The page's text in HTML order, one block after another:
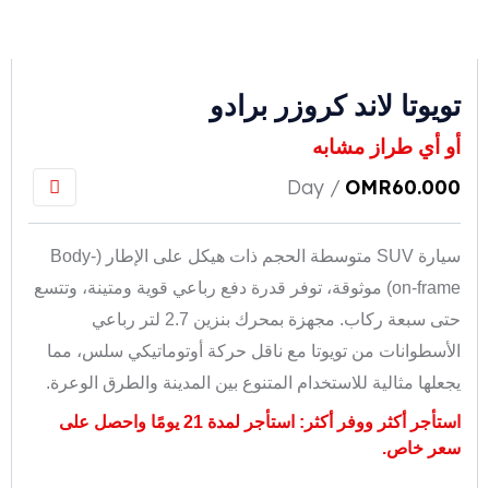
تويوتا لاند كروزر برادو
أو أي طراز مشابه
OMR60.000
/ Day
سيارة SUV متوسطة الحجم ذات هيكل على الإطار (Body-
on-frame) موثوقة، توفر قدرة دفع رباعي قوية ومتينة، وتتسع
حتى سبعة ركاب. مجهزة بمحرك بنزين 2.7 لتر رباعي
الأسطوانات من تويوتا مع ناقل حركة أوتوماتيكي سلس، مما
يجعلها مثالية للاستخدام المتنوع بين المدينة والطرق الوعرة.
استأجر أكثر ووفر أكثر: استأجر لمدة 21 يومًا واحصل على
سعر خاص.